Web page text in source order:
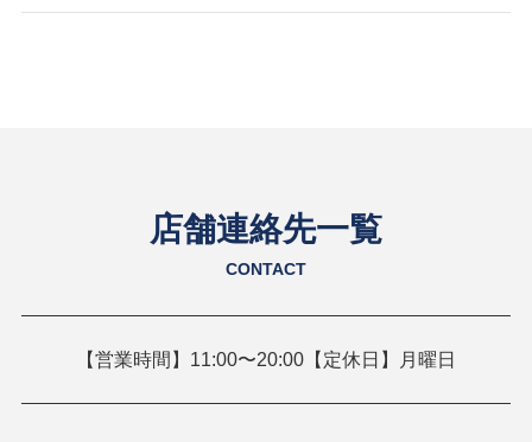
店舗連絡先一覧
CONTACT
【営業時間】11:00〜20:00【定休日】月曜日